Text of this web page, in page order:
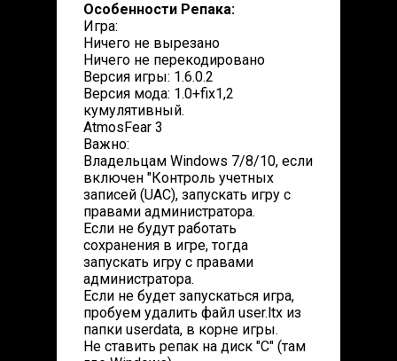
Особенности Репака:
Игра:
Ничего не вырезано
Ничего не перекодировано
Версия игры: 1.6.0.2
Версия мода: 1.0+fix1,2
кумулятивный.
AtmosFear 3
Важно:
Владельцам Windows 7/8/10, если
включен "Контроль учетных
записей (UAC), запускать игру с
правами администратора.
Если не будут работать
сохранения в игре, тогда
запускать игру с правами
администратора.
Если не будет запускаться игра,
пробуем удалить файл user.ltx из
папки userdata, в корне игры.
Не ставить репак на диск "С" (там